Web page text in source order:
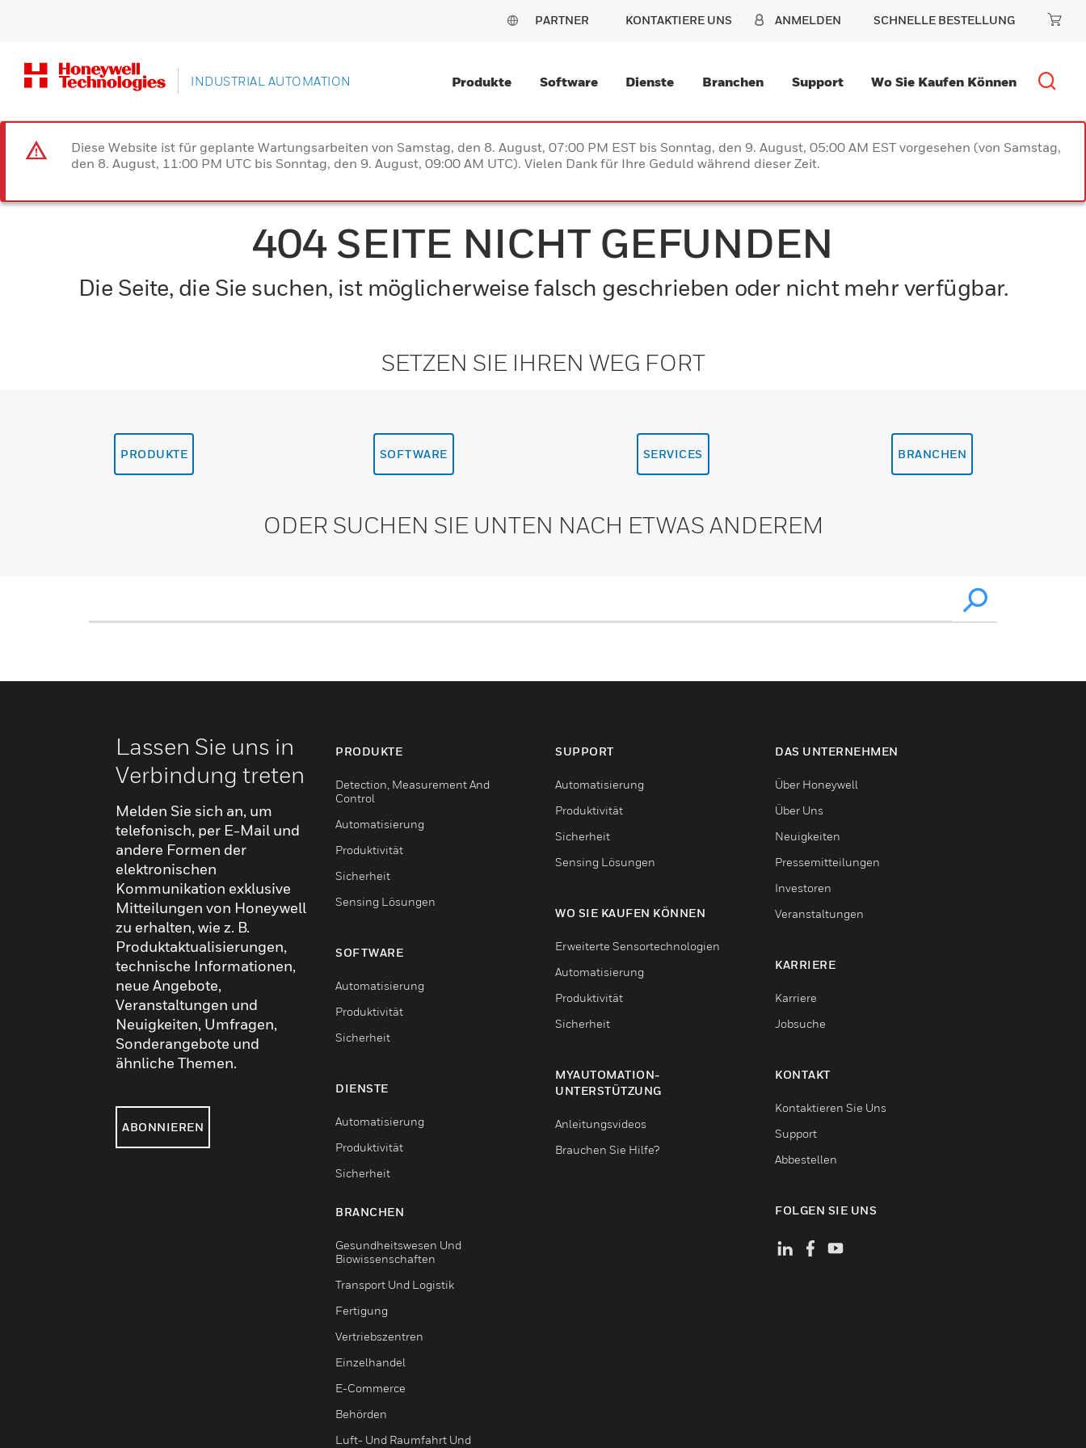
PARTNER KONTAKTIERE UNS ANMELDEN SCHNELLE BESTELLUNG
INDUSTRIAL AUTOMATION Produkte Software Dienste Branchen Support Wo Sie Kaufen Können
Diese Website ist für geplante Wartungsarbeiten von Samstag, den 8. August, 07:00 PM EST bis Sonntag, den 9. August, 05:00 AM EST vorgesehen (von Samstag,
den 8. August, 11:00 PM UTC bis Sonntag, den 9. August, 09:00 AM UTC). Vielen Dank für Ihre Geduld während dieser Zeit.
404 SEITE NICHT GEFUNDEN
Die Seite, die Sie suchen, ist möglicherweise falsch geschrieben oder nicht mehr verfügbar.
SETZEN SIE IHREN WEG FORT
PRODUKTE SOFTWARE SERVICES BRANCHEN
ODER SUCHEN SIE UNTEN NACH ETWAS ANDEREM
Lassen Sie uns in
Verbindung treten
Melden Sie sich an, um
telefonisch, per E-Mail und
andere Formen der
elektronischen
Kommunikation exklusive
Mitteilungen von Honeywell
zu erhalten, wie z. B.
Produktaktualisierungen,
technische Informationen,
neue Angebote,
Veranstaltungen und
Neuigkeiten, Umfragen,
Sonderangebote und
ähnliche Themen.
ABONNIEREN
PRODUKTE
Detection, Measurement And
Control
Automatisierung
Produktivität
Sicherheit
Sensing Lösungen
SOFTWARE
Automatisierung
Produktivität
Sicherheit
DIENSTE
Automatisierung
Produktivität
Sicherheit
BRANCHEN
Gesundheitswesen Und
Biowissenschaften
Transport Und Logistik
Fertigung
Vertriebszentren
Einzelhandel
E-Commerce
Behörden
Luft- Und Raumfahrt Und
SUPPORT
Automatisierung
Produktivität
Sicherheit
Sensing Lösungen
WO SIE KAUFEN KÖNNEN
Erweiterte Sensortechnologien
Automatisierung
Produktivität
Sicherheit
MYAUTOMATION-
UNTERSTÜTZUNG
Anleitungsvideos
Brauchen Sie Hilfe?
DAS UNTERNEHMEN
Über Honeywell
Über Uns
Neuigkeiten
Pressemitteilungen
Investoren
Veranstaltungen
KARRIERE
Karriere
Jobsuche
KONTAKT
Kontaktieren Sie Uns
Support
Abbestellen
FOLGEN SIE UNS